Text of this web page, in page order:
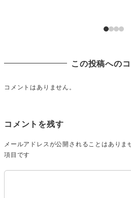
この投稿への
コメントはありません。
コメントを残す
メールアドレスが公開されることはありま
項目です